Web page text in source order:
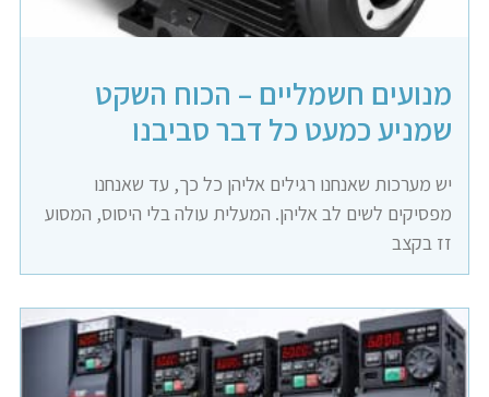
מנועים חשמליים – הכוח השקט
שמניע כמעט כל דבר סביבנו
יש מערכות שאנחנו רגילים אליהן כל כך, עד שאנחנו
מפסיקים לשים לב אליהן. המעלית עולה בלי היסוס, המסוע
זז בקצב